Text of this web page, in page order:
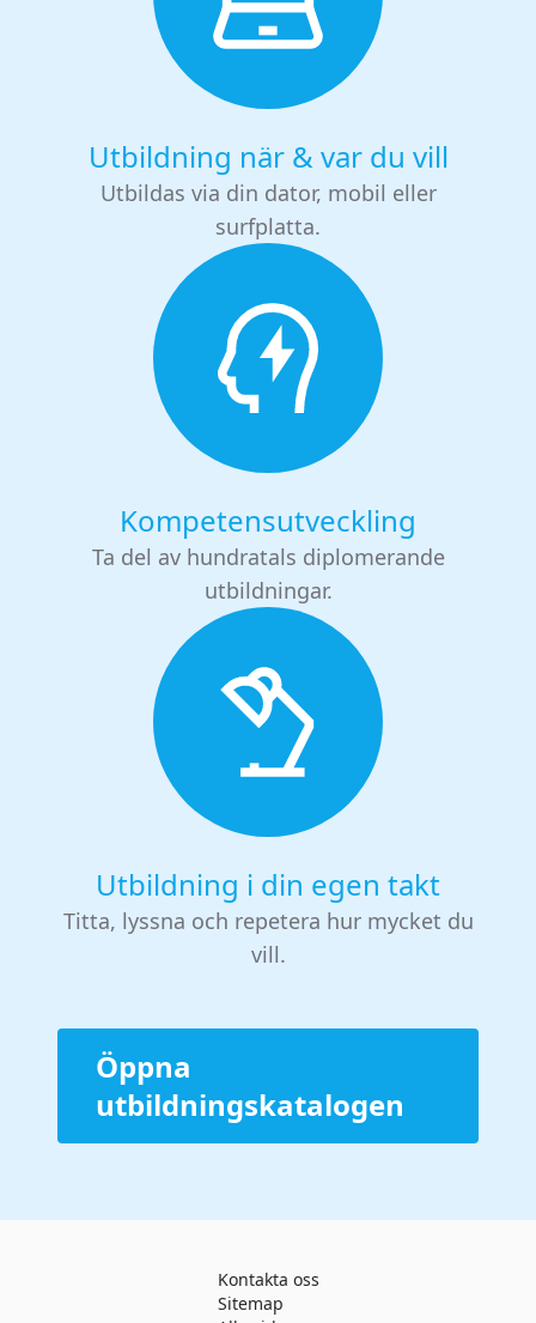
Utbildning när & var du vill
Utbildas via din dator, mobil eller
surfplatta.
Kompetensutveckling
Ta del av hundratals diplomerande
utbildningar.
Utbildning i din egen takt
Titta, lyssna och repetera hur mycket du
vill.
Öppna
utbildningskatalogen
Kontakta oss
Sitemap